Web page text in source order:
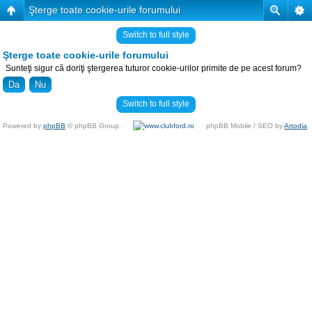
Şterge toate cookie-urile forumului
Switch to full style
Şterge toate cookie-urile forumului
Sunteţi sigur că doriţi ştergerea tuturor cookie-urilor primite de pe acest forum?
Switch to full style
Powered by phpBB © phpBB Group. phpBB Mobile / SEO byArtodia